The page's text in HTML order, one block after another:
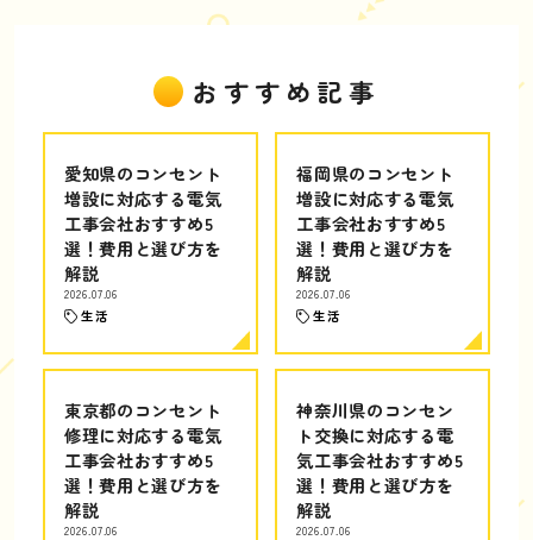
おすすめ記事
愛知県のコンセント
増設に対応する電気
工事会社おすすめ5
選！費用と選び方を
解説
2026.07.06
生活
福岡県のコンセント
増設に対応する電気
工事会社おすすめ5
選！費用と選び方を
解説
2026.07.06
生活
東京都のコンセント
修理に対応する電気
工事会社おすすめ5
選！費用と選び方を
解説
2026.07.06
神奈川県のコンセン
ト交換に対応する電
気工事会社おすすめ5
選！費用と選び方を
解説
2026.07.06